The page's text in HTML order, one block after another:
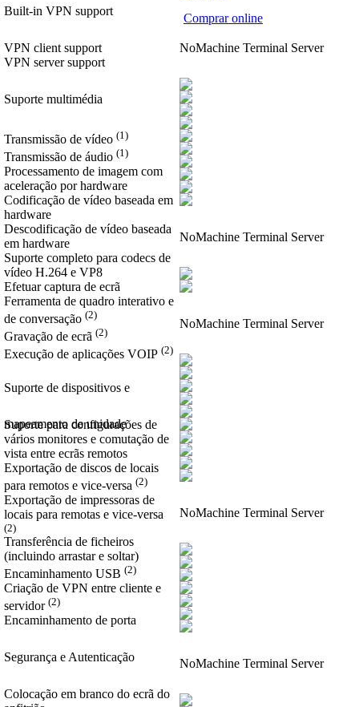
Built-in VPN support
VPN client support
VPN server support
Suporte multimédia
Transmissão de vídeo (1)
Transmissão de áudio (1)
Processamento de imagem com
aceleração por hardware
Codificação de vídeo baseada em
hardware
Descodificação de vídeo baseada
em hardware
Suporte completo para codecs de
vídeo H.264 e VP8
Efetuar captura de ecrã
Ferramenta de quadro interativo e
de conversação (2)
Gravação de ecrã (2)
Execução de aplicações VOIP (2)
Suporte de dispositivos e
mapeamento de unidade
Suporte para configurações de
vários monitores e comutação de
vista entre ecrãs remotos
Exportação de discos de locais
para remotos e vice-versa (2)
Exportação de impressoras de
locais para remotas e vice-versa
(2)
Transferência de ficheiros
(incluindo arrastar e soltar)
Encaminhamento USB (2)
Criação de VPN entre cliente e
servidor (2)
Encaminhamento de porta
Segurança e Autenticação
Colocação em branco do ecrã do
Comprar online
NoMachine Terminal Server
NoMachine Terminal Server
NoMachine Terminal Server
NoMachine Terminal Server
NoMachine Terminal Server